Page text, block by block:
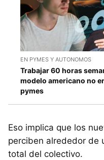
EN PYMES Y AUTONOMOS
Trabajar 60 horas
modelo americano no
pymes
Eso implica que los
perciben alrededor de
total del colectivo.